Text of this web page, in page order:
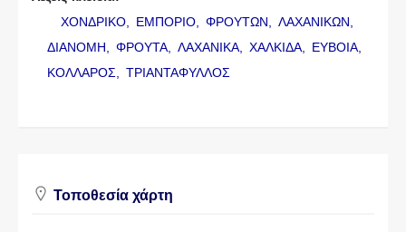
ΧΟΝΔΡΙΚΟ,
ΕΜΠΟΡΙΟ, ΦΡΟΥΤΩΝ,
ΛΑΧΑΝΙΚΩΝ,
ΔΙΑΝΟΜΗ,
ΦΡΟΥΤΑ, ΛΑΧΑΝΙΚΑ, ΧΑΛΚΙΔΑ,
ΕΥΒΟΙΑ,
ΚΟΛΛΑΡΟΣ,
ΤΡΙΑΝΤΑΦΥΛΛΟΣ
Τοποθεσία χάρτη